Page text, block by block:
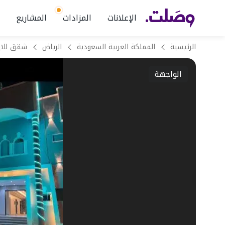
الإعلانات المزادات المشاريع
الرئيسية المملكة العربية السعودية الرياض
الواجهة